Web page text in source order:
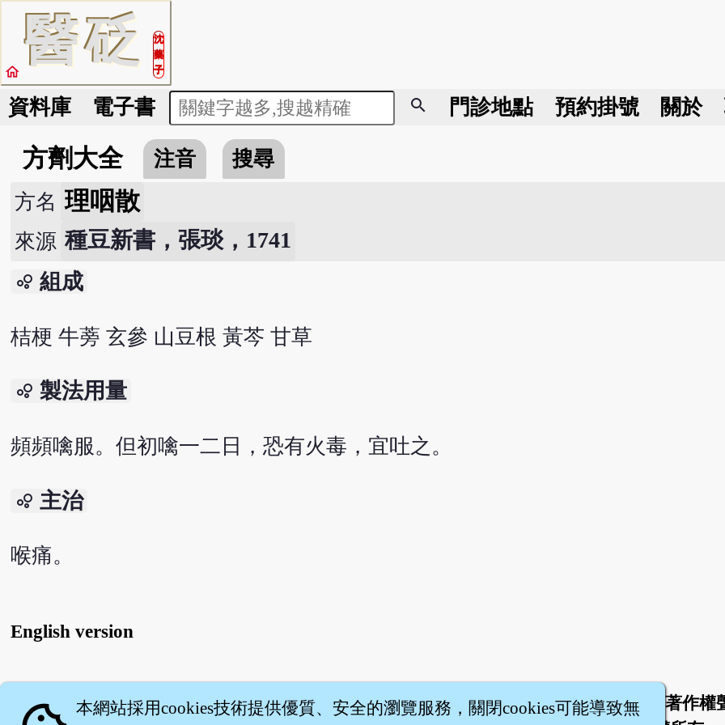
醫砭
沈
藥
子
home
資料庫 電子書 search 門診地點 預約掛號 關於
方劑大全 注音
搜尋
方名 理咽散
來源 種豆新書，張琰，1741
bubble_chart 組成
桔梗 牛蒡 玄參 山豆根 黃芩 甘草
bubble_chart 製法用量
頻頻噙服。但初噙一二日，恐有火毒，宜吐之。
bubble_chart 主治
喉痛。
English version
關於 | 聯絡我們 服務條款 隱私權條款
著作權
本網站採用cookies技術提供優質、安全的瀏覽服務，關閉cookies可能導致無